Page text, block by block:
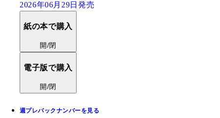
2026年06月29日発売
紙の本で購入
開/閉
電子版で購入
開/閉
週プレバックナンバーを見る